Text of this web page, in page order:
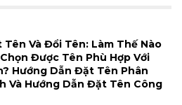
Và Đổi Tên: Làm Thế Nào
Được Tên Phù Hợp Với
Hướng Dẫn Đặt Tên Phân
Và Hướng Dẫn Đặt Tên Công